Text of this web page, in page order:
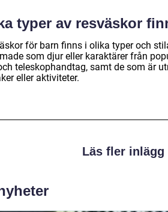
typer av resväskor
för barn finns i olika typer och
som djur eller karaktärer från
teleskophandtag, samt de som är
eller aktiviteter.
Läs fler inlägg